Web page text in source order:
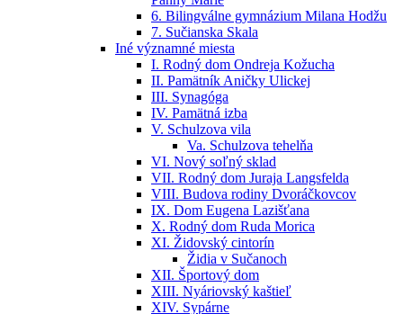
6. Bilingválne gymnázium Milana Hodžu
7. Sučianska Skala
Iné významné miesta
I. Rodný dom Ondreja Kožucha
II. Pamätník Aničky Ulickej
III. Synagóga
IV. Pamätná izba
V. Schulzova vila
Va. Schulzova tehelňa
VI. Nový soľný sklad
VII. Rodný dom Juraja Langsfelda
VIII. Budova rodiny Dvoráčkovcov
IX. Dom Eugena Lazišťana
X. Rodný dom Ruda Morica
XI. Židovský cintorín
Židia v Sučanoch
XII. Športový dom
XIII. Nyáriovský kaštieľ
XIV. Sypárne